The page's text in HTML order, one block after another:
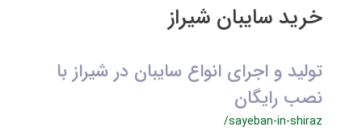
خرید سایبان شیراز
تولید و اجرای انواع سایبان در شیراز با
نصب رایگان
/sayeban-in-shiraz